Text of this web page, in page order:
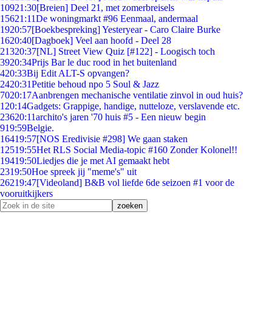
10921:30[Breien] Deel 21, met zomerbreisels
15621:11De woningmarkt #96 Eenmaal, andermaal
1920:57[Boekbespreking] Yesteryear - Caro Claire Burke
1620:40[Dagboek] Veel aan hoofd - Deel 28
21320:37[NL] Street View Quiz [#122] - Loogisch toch
3920:34Prijs Bar le duc rood in het buitenland
420:33Bij Edit ALT-S opvangen?
2420:31Petitie behoud npo 5 Soul & Jazz
7020:17Aanbrengen mechanische ventilatie zinvol in oud huis?
1 20:14Gadgets: Grappige, handige, nutteloze, verslavende etc.
23620:11archito's jaren '70 huis #5 - Een nieuw begin
919:59Belgie.
16419:57[NOS Eredivisie #298] We gaan staken
12519:55Het RLS Social Media-topic #160 Zonder Kolonel!!
19419:50Liedjes die je met AI gemaakt hebt
2319:50Hoe spreek jij "meme's" uit
26219:47[Videoland] B&B vol liefde 6de seizoen #1 voor de
vooruitkijkers